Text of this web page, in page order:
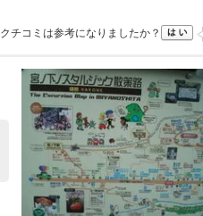
チコミは参考になりましたか？